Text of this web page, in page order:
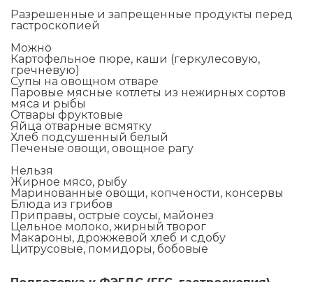
Разрешенные и запрещенные продукты перед
гастроскопией
Можно
Картофельное пюре, каши (геркулесовую,
гречневую)
Супы на овощном отваре
Паровые мясные котлеты из нежирных сортов
мяса и рыбы
Отвары фруктовые
Яйца отварные всмятку
Хлеб подсушенный белый
Печеные овощи, овощное рагу
Нельзя
Жирное мясо, рыбу
Маринованные овощи, копчености, консервы
Блюда из грибов
Приправы, острые соусы, майонез
Цельное молоко, жирный творог
Макароны, дрожжевой хлеб и сдобу
Цитрусовые, помидоры, бобовые